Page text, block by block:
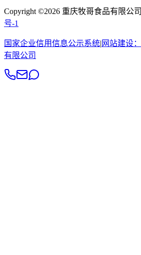
Copyright ©2026 重庆牧哥食品有限公司
号-1
国家企业信用信息公示系统| 网站建设：
有限公司